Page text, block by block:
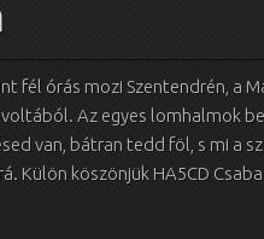
fél órás mozi Szentendrén, a
Az egyes lomhalmok
van, bátran tedd föl, s mi a
Külön köszönjük HA5CD